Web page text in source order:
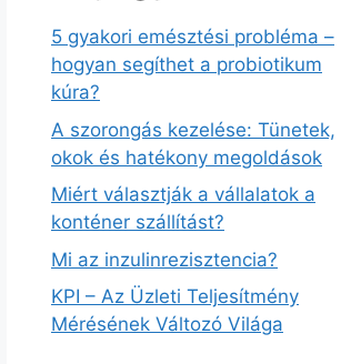
5 gyakori emésztési probléma –
hogyan segíthet a probiotikum
kúra?
A szorongás kezelése: Tünetek,
okok és hatékony megoldások
Miért választják a vállalatok a
konténer szállítást?
Mi az inzulinrezisztencia?
KPI – Az Üzleti Teljesítmény
Mérésének Változó Világa